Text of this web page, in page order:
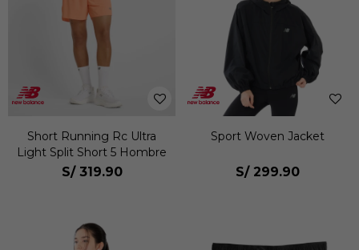
Short Running Rc Ultra
Light Split Short 5 Hombre
S/ 319.90
Sport Woven Jacket
S/ 299.90